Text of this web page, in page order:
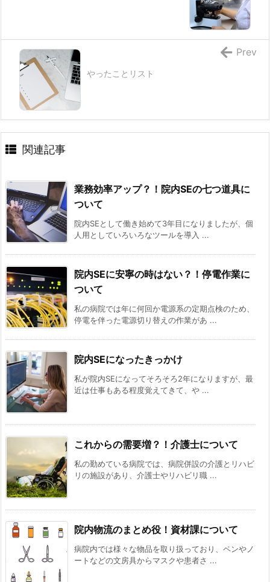
やったことリスト
Prev
関連記事
業務効率アップ？！院内SEの七つ道具に
ついて
院内SEとして働き始めて3年目になりましたが、個
人用としていろいろなツールを導入 ...
院内SEに安寧の時はない？！停電作業に
ついて
私の病院では年に何回か電源系の定期点検のため、
停電を伴った電源切り替えの作業があ ...
院内SEになったきっかけ
私が院内SEになってそろそろ2年になりますが、最
近は仕事もある程度覚えてきて、や ...
これからの需要増？！介護士について
私の勤めている病院では、病院併設の介護とリハビ
リの施設があり、介護士やリハビリ職 ...
院内物流のまとめ役！資材課について
病院内では様々な物品を取り扱っており、ペンやノ
ートなどの文房具からマスクや患者さ ...